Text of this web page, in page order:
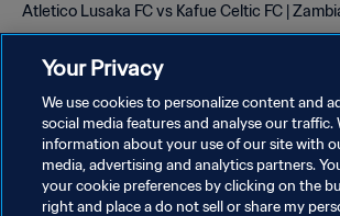
Atletico Lusaka FC vs Kafue Celtic FC |
Your Privacy
We use cookies to personalize content and
social media features and analyse our traffic.
information about your use of our site with
media, advertising and analytics partners.
your cookie preferences by clicking on the
right and place a do not sell or share my